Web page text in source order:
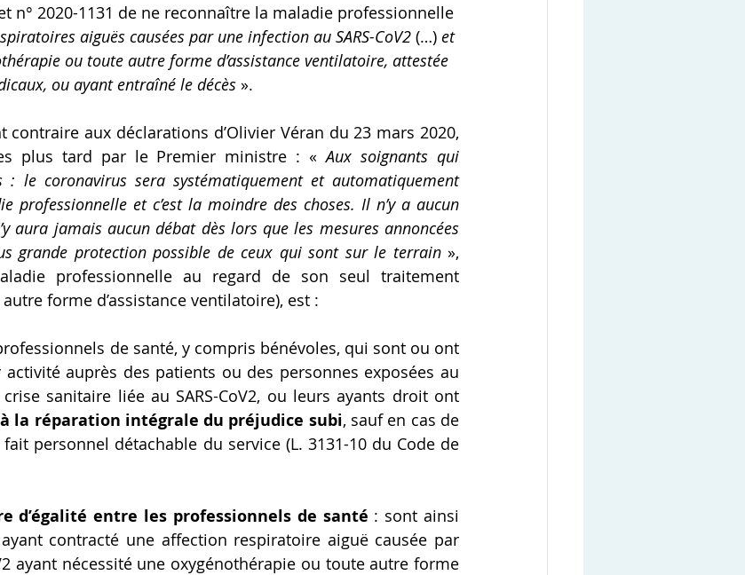
n° 2020-1131 de ne reconnaître la maladie professionnelle
aiguës causées par une infection au SARS-CoV2 (…) et
ou toute autre forme d’assistance ventilatoire, attestée
ou ayant entraîné le décès ».
contraire aux déclarations d’Olivier Véran du 23 mars 2020,
plus tard par le Premier ministre : « Aux soignants qui
le coronavirus sera systématiquement et automatiquement
professionnelle et c’est la moindre des choses. Il n’y a aucun
aura jamais aucun débat dès lors que les mesures annoncées
grande protection possible de ceux qui sont sur le terrain »,
professionnelle au regard de son seul traitement
forme d’assistance ventilatoire), est :
de santé, y compris bénévoles, qui sont ou ont
auprès des patients ou des personnes exposées au
sanitaire liée au SARS-CoV2, ou leurs ayants droit ont
à la réparation intégrale du préjudice subi, sauf en cas de
personnel détachable du service (L. 3131-10 du Code de
d’égalité entre les professionnels de santé : sont ainsi
contracté une affection respiratoire aiguë causée par
ayant nécessité une oxygénothérapie ou toute autre forme